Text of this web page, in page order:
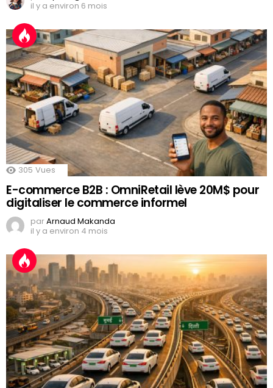
il y a environ 6 mois
305 Vues
E-commerce B2B : OmniRetail lève 20M$ pour
digitaliser le commerce informel
parArnaud Makanda
il y a environ 4 mois